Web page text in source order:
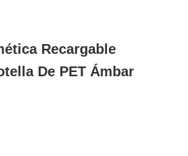
Recargable
De PET Ámbar